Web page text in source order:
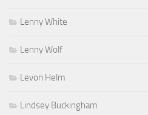
Lenny White
Lenny Wolf
Levon Helm
Lindsey Buckingham